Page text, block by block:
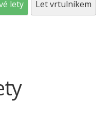
lety Let vrtulníkem